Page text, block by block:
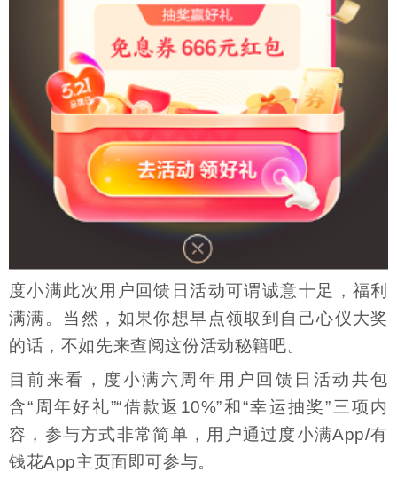
度小满此次用户回馈日活动可谓诚意十足，福利
满满。当然，如果你想早点领取到自己心仪大奖
的话，不如先来查阅这份活动秘籍吧。
目前来看，度小满六周年用户回馈日活动共包
含“周年好礼”“借款返10%”和“幸运抽奖”三项内
容，参与方式非常简单，用户通过度小满App/有
钱花App主页面即可参与。